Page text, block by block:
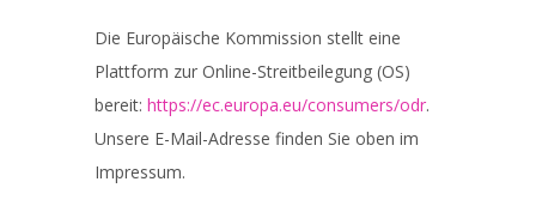
Die Europäische Kommission stellt eine
Plattform zur Online-Streitbeilegung (OS)
bereit: https://ec.europa.eu/consumers/odr.
Unsere E-Mail-Adresse finden Sie oben im
Impressum.